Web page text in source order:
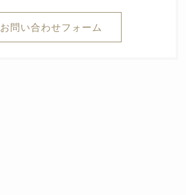
お問い合わせフォーム